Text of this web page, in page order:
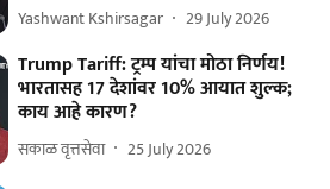
Yashwant Kshirsagar 29 July 2026
Trump Tariff: ट्रम्प यांचा मोठा निर्णय!
भारतासह 17 देशांवर 10% आयात शुल्क;
काय आहे कारण?
सकाळ वृत्तसेवा 25 July 2026